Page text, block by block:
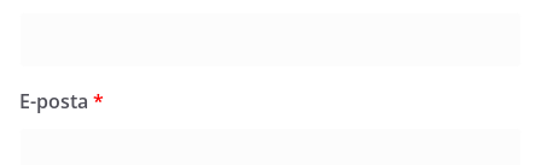
E-posta *